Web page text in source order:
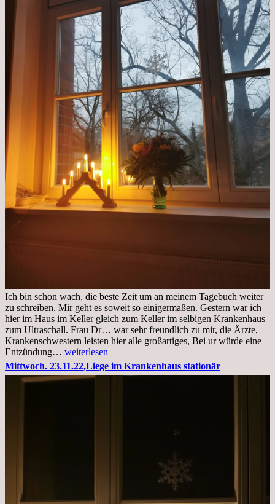
Ich bin schon wach, die beste Zeit um an meinem Tagebuch weiter
zu schreiben. Mir geht es soweit so einigermaßen. Gestern war ich
hier im Haus im Keller gleich zum Keller im selbigen Krankenhaus
zum Ultraschall. Frau Dr… war sehr freundlich zu mir, die Ärzte,
Krankenschwestern leisten hier alle großartiges, Bei ur würde eine
Entzündung… Freitag,
25.11.2022
Kleines
weiterlesen
Mittwoch. 23.11.22,Liege im Krankenhaus stationär